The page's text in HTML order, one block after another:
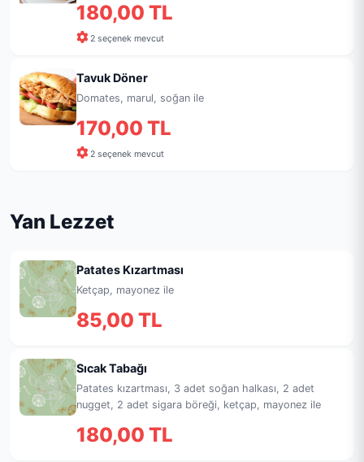
180,00 TL
2 seçenek mevcut
Tavuk Döner
Domates, marul, soğan ile
170,00 TL
2 seçenek mevcut
Yan Lezzet
Patates Kızartması
Ketçap, mayonez ile
85,00 TL
Sıcak Tabağı
Patates kızartması, 3 adet soğan halkası, 2 adet
nugget, 2 adet sigara böreği, ketçap, mayonez ile
180,00 TL